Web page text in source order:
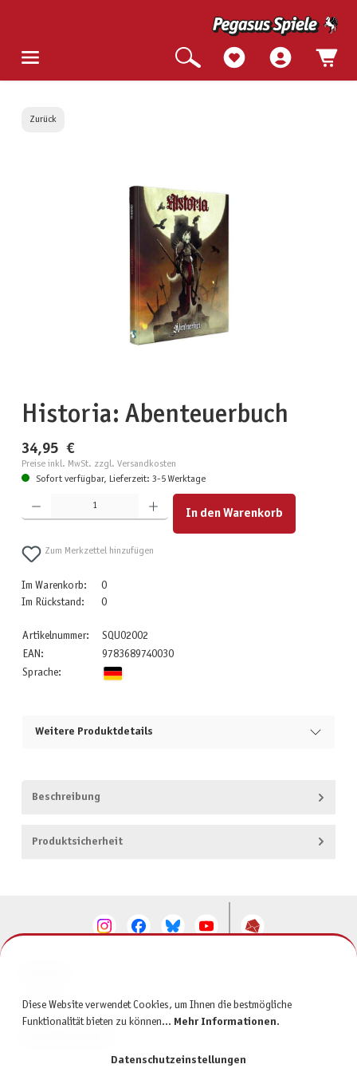
Zurück
Historia: Abenteuerbuch
34,95 €
Preise inkl. MwSt. zzgl. Versandkosten
Sofort verfügbar, Lieferzeit: 3-5 Werktage
Produkt Anzahl: Gib den gewünschten Wert ein oder benutze die Schaltflächen um die Anzahl zu
In den Warenkorb
Zum Merkzettel hinzufügen
Im Warenkorb:
0
Im Rückstand:
0
Artikelnummer:
SQU02002
EAN:
9783689740030
Sprache:
Weitere Produktdetails
Beschreibung
Produktsicherheit
SERVICE
Diese Website verwendet Cookies, um Ihnen die bestmögliche
Funktionalität bieten zu können... Mehr Informationen.
Datenschutzeinstellungen